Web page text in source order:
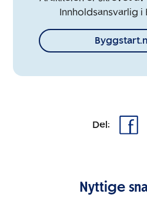
Innholdsansvarlig i
Del:
Nyttige